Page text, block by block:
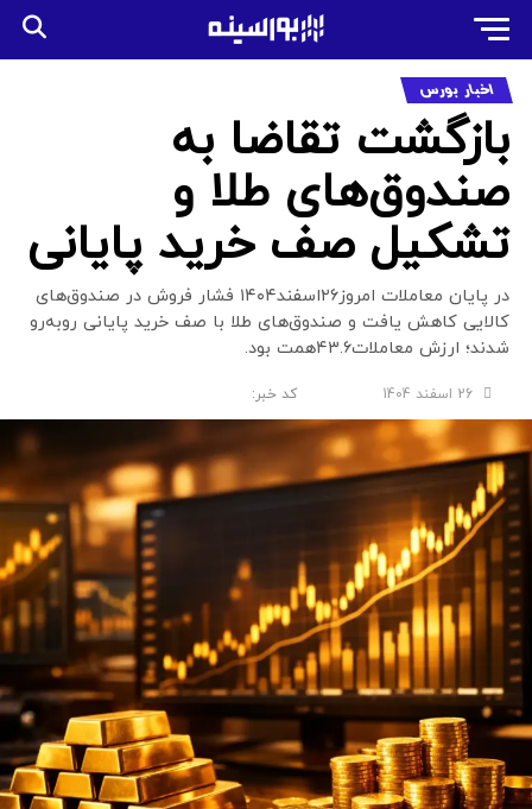
اخبار بورس
بازگشت تقاضا به
صندوق‌های طلا و
تشکیل صف خرید پایانی
در پایان معاملات امروز۲۶اسفند۱۴۰۴ فشار فروش در صندوق‌های
کالایی کاهش یافت و صندوق‌های طلا با صف خرید پایانی روبه‌رو
شدند؛ ارزش معاملات۴۳.۶همت بود.
26 اسفند 1404